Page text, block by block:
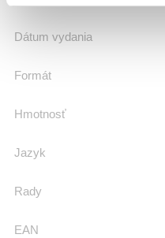
Dátum vydania
Formát
Hmotnosť
Jazyk
Rady
EAN